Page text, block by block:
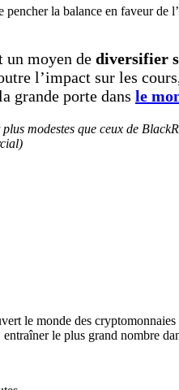
la balance en faveur
un moyen de diversifier
l’impact sur les
grande porte dans le
modestes que ceux de
le monde des
le plus grand nombre